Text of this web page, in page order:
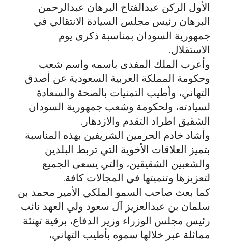
الأول الركن عبدالفتاح البرهان عبدالرحمن
البرهان رئيس مجلس السيادة الانتقالي في
جمهورية السودان بمناسبة ذكرى يوم
الاستقلال.
وأعرب الملك المفدى باسمه واسم شعب
وحكومة المملكة العربية السعودية عن أصدق
التهاني، وأطيب التمنيات بالصحة والسعادة
لسيادته، ولحكومة وشعب جمهورية السودان
الشقيق اطراد التقدم والازدهار.
وأشاد خادم الحرمين الشريفين بهذه المناسبة
بتميز العلاقات الأخوية التي تربط البلدين
والشعبين الشقيقين، والتي يسعى الجميع
لتعزيزها وتنميتها في المجالات كافة.
كما بعث صاحب السمو الملكي الأمير محمد بن
سلمان بن عبدالعزيز آل سعود ولي العهد نائب
رئيس مجلس الوزراء وزير الدفاع، برقية تهنئة
مماثلة عبر خلالها سموه بأطيب التهاني،